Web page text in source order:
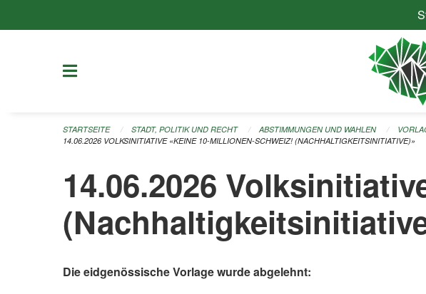
STARTSEITE STADT, POLITIK UND RECHT ABSTIMMUNGEN UND WAHLEN
14.06.2026 VOLKSINITIATIVE «KEINE 10-MILLIONEN-SCHWEIZ! (NACHHALTIGKEITSINITIATIVE)»
14.06.2026
Die eidgenössische Vorlage wurde abgelehnt: